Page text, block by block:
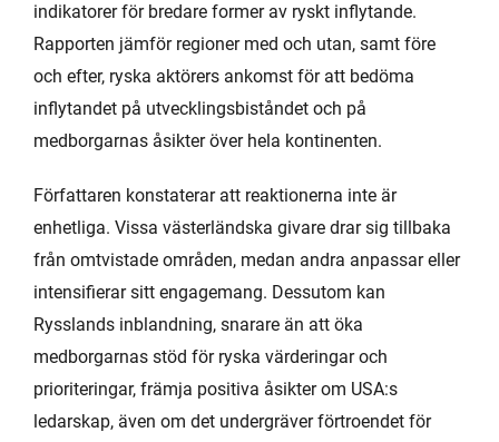
indikatorer för bredare former av ryskt inflytande.
Rapporten jämför regioner med och utan, samt före
och efter, ryska aktörers ankomst för att bedöma
inflytandet på utvecklingsbiståndet och på
medborgarnas åsikter över hela kontinenten.
Författaren konstaterar att reaktionerna inte är
enhetliga. Vissa västerländska givare drar sig tillbaka
från omtvistade områden, medan andra anpassar eller
intensifierar sitt engagemang. Dessutom kan
Rysslands inblandning, snarare än att öka
medborgarnas stöd för ryska värderingar och
prioriteringar, främja positiva åsikter om USA:s
ledarskap, även om det undergräver förtroendet för